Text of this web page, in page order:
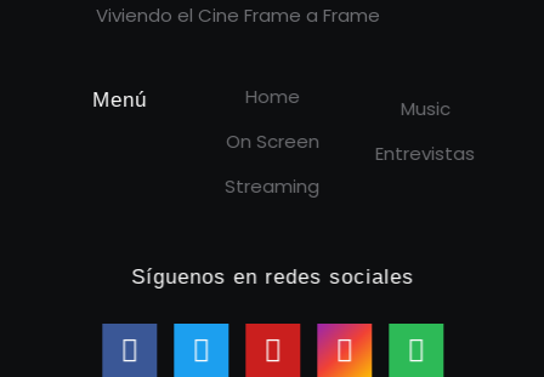
Viviendo el Cine Frame a Frame
Menú
Home
On Screen
Streaming
Music
Entrevistas
Síguenos en redes sociales